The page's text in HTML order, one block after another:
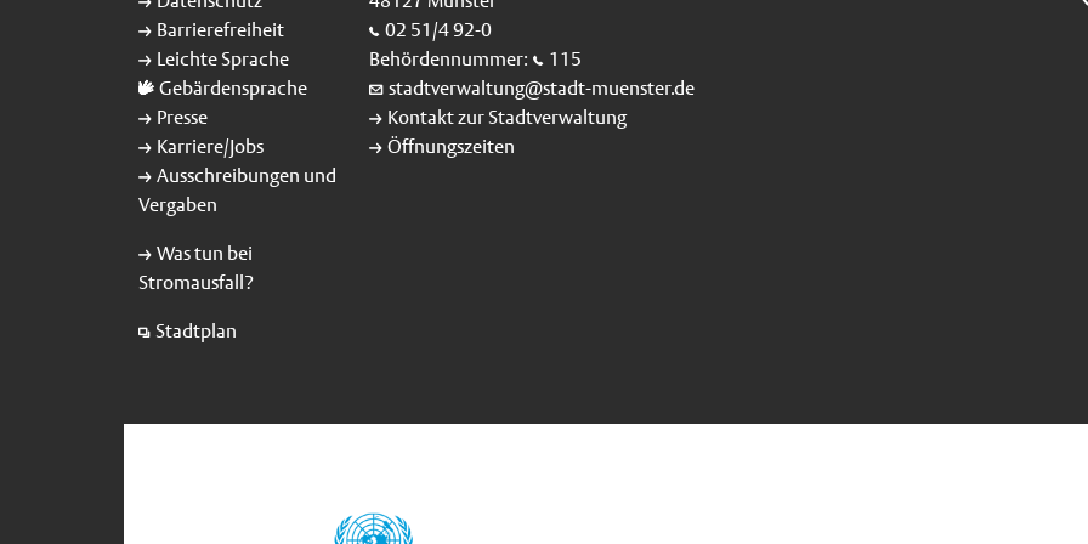
Barrierefreiheit
Leichte Sprache
Gebärdensprache
Presse
Karriere/Jobs
Ausschreibungen und
Vergaben
Was tun bei
Stromausfall?
Stadtplan
02 51/4 92-0
Behördennummer:
115
stadtverwaltung@stadt-muenster.de
Kontakt zur Stadtverwaltung
Öffnungszeiten